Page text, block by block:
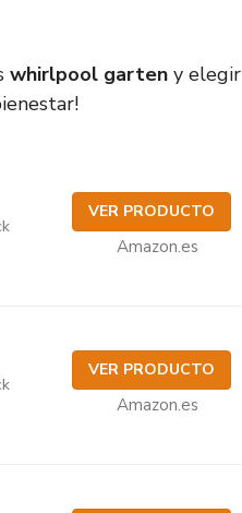
whirlpool garten y elegir
VER PRODUCTO
Amazon.es
VER PRODUCTO
Amazon.es